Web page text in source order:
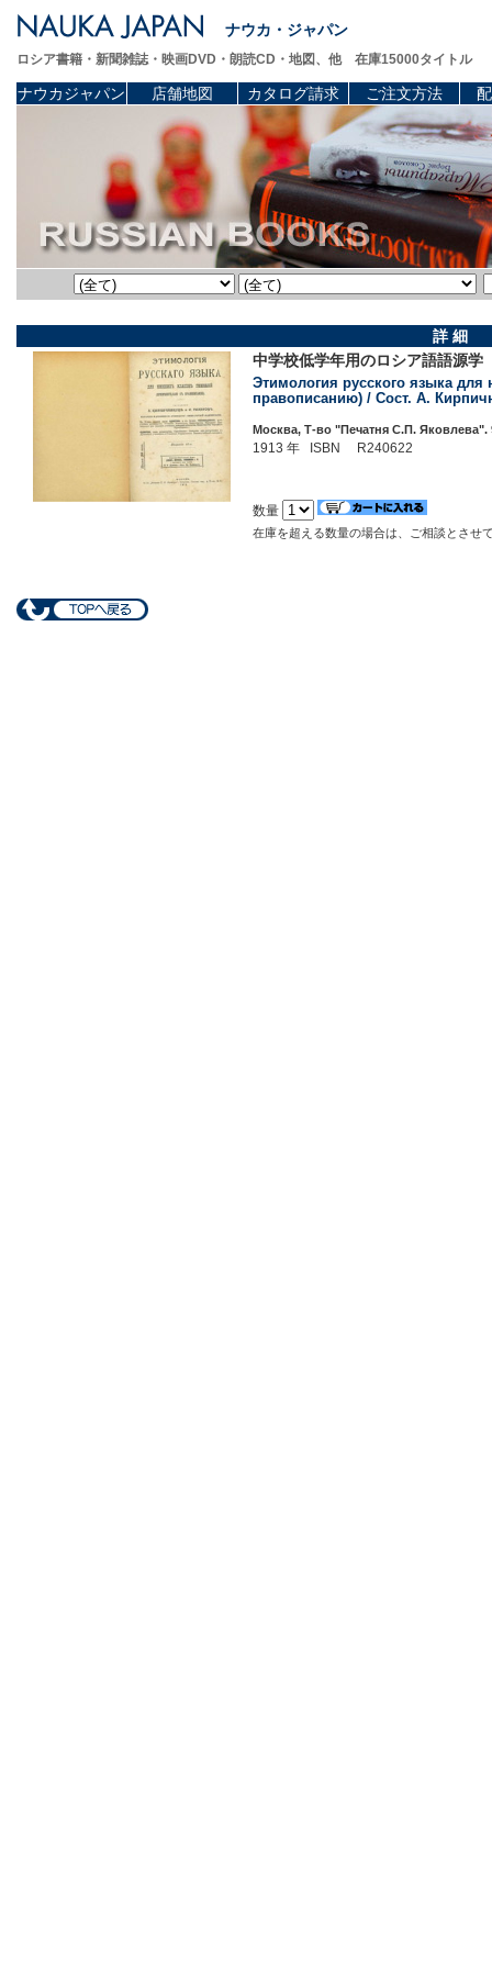
ナウカ・ジャパン
ロシア書籍・新聞雑誌・映画DVD・朗読CD・地図、他 在庫15000タイトル
ナウカジャパン 店舗地図 カタログ請求 ご注文方法
詳 細
中学校低学年用のロシア語語源学
Этимология русского языка
правописанию) / Сост. А.
Москва, Т-во "Печатня С.П. Яковлева".
1913 年 ISBN R240622
数量
在庫を超える数量の場合は、ご相談とさせ